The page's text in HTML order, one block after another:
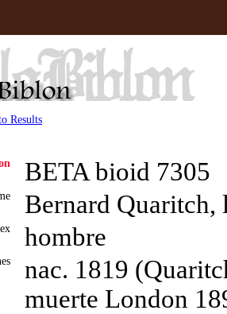
Results
BETA bioid 7305
Bernard
hombre
nac. 1819
muerte London